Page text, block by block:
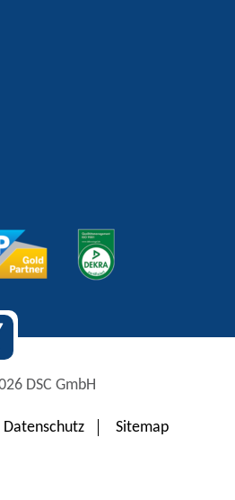
DSC GmbH
Datenschutz Sitemap